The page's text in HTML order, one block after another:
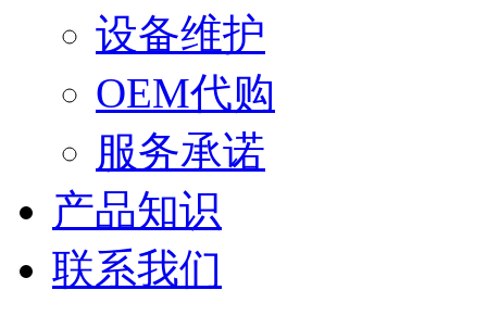
设备维护
OEM代购
服务承诺
产品知识
联系我们